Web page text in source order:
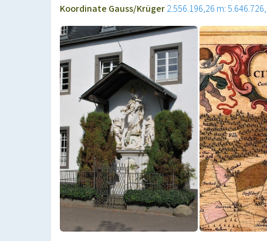
Koordinate Gauss/Krüger2.556.196,26 m: